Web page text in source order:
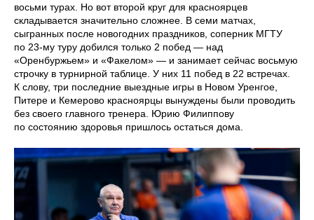
восьми турах. Но вот второй круг для красноярцев
складывается значительно сложнее. В семи матчах,
сыгранных после новогодних праздников, соперник МГТУ
по 23-му туру добился только 2 побед — над
«Оренбуржьем» и «Факелом» — и занимает сейчас восьмую
строчку в турнирной таблице. У них 11 побед в 22 встречах.
К слову, три последние выездные игры в Новом Уренгое,
Питере и Кемерово красноярцы вынуждены были проводить
без своего главного тренера. Юрию Филиппову
по состоянию здоровья пришлось остаться дома.